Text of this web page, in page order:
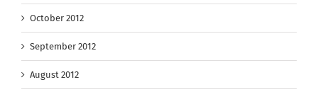
October 2012
September 2012
August 2012